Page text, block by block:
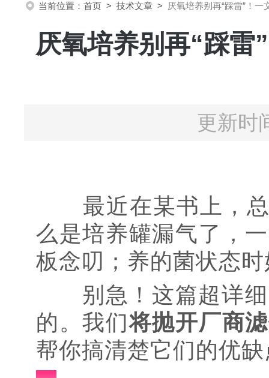
当前位置： 首页 > 技术文章 > 厌氧培养别再“踩雷”！
厌氧培养别再“踩雷
更新时
最近在某书上，总
么是培养罐漏气了，
板念叨；养的菌状态
别急！这篇超详细
的。我们将抛开厂商
帮你搞清楚它们的优